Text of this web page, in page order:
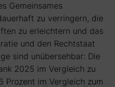
Gemeinsames
zu verringern, die
zu erleichtern und das
und den Rechtstaat
sind unübersehbar: Die
2025 im Vergleich zu
Prozent im Vergleich zum